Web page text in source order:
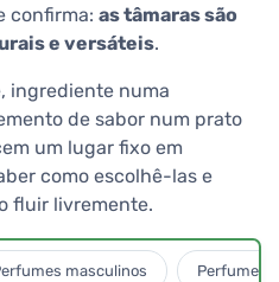
confirma: as tâmaras são
e versáteis.
ingrediente numa
de sabor num prato
um lugar fixo em
como escolhê-las e
fluir livremente.
masculinos Perfumes